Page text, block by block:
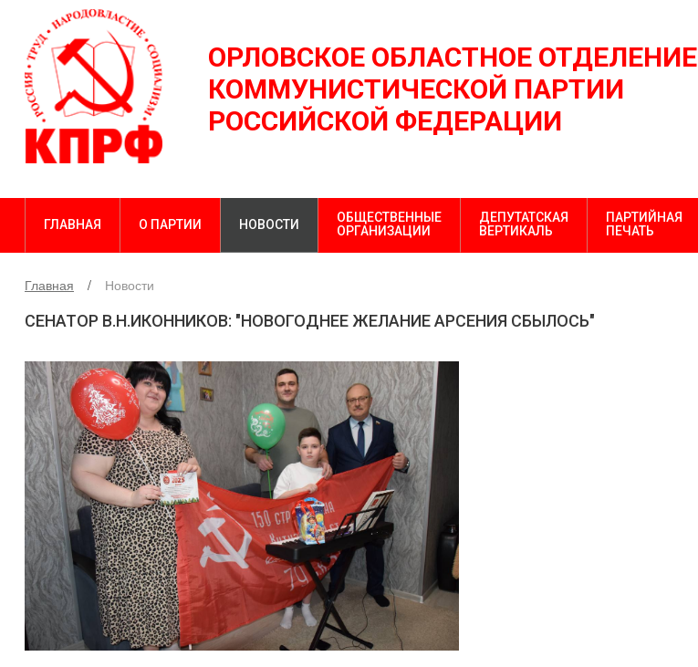
ОРЛОВСКОЕ ОБЛАСТНОЕ ОТДЕЛЕНИЕ
КОММУНИСТИЧЕСКОЙ ПАРТИИ
РОССИЙСКОЙ ФЕДЕРАЦИИ
ГЛАВНАЯ О ПАРТИИ НОВОСТИ
ОБЩЕСТВЕННЫЕ
ОРГАНИЗАЦИИ
ДЕПУТАТСКАЯ
ВЕРТИКАЛЬ
ПАРТИЙНАЯ
ПЕЧАТЬ
Главная Новости
СЕНАТОР В.Н.ИКОННИКОВ: "НОВОГОДНЕЕ ЖЕЛАНИЕ АРСЕНИЯ СБЫЛОСЬ"